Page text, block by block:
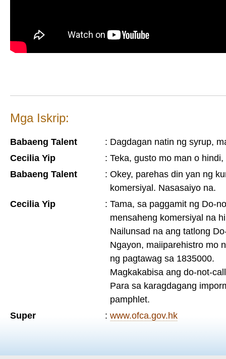
Mga Iskrip:
Babaeng Talent : Dagdagan natin ng syrup,
Cecilia Yip
: Teka, gusto mo man o hindi,
Babaeng Talent
: Okey, parehas din yan ng
komersiyal. Nasasaiyo na.
Cecilia Yip
: Tama, sa paggamit ng Do-
mensaheng komersiyal na
Nailunsad na ang tatlong
Ngayon, maiiparehistro mo
ng pagtawag sa 1835000.
Magkakabisa ang do-not-
Para sa karagdagang
pamphlet.
Super
: www.ofca.gov.hk